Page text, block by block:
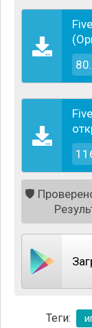
Основная
событиями
чтобы
служебное
до момента
будут
засов.
скупой Босс
числе и на
энергию
только в
🛡️
Теги: